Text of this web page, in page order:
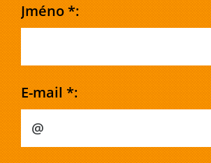
Jméno *:
E-mail *: